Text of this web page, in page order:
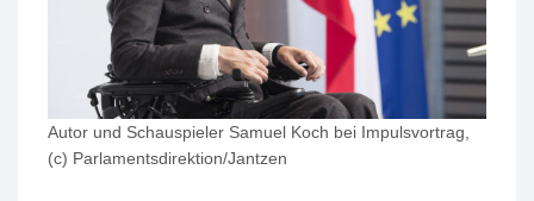
Autor und Schauspieler Samuel Koch bei Impulsvortrag,
(c) Parlamentsdirektion/Jantzen